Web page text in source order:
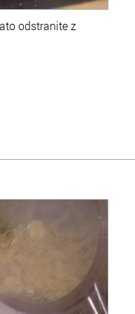
odstranite z